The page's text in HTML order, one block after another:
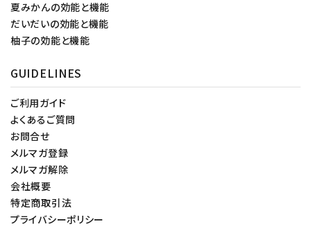
夏みかんの効能と機能
だいだいの効能と機能
柚子の効能と機能
GUIDELINES
ご利用ガイド
よくあるご質問
お問合せ
メルマガ登録
メルマガ解除
会社概要
特定商取引法
プライバシーポリシー